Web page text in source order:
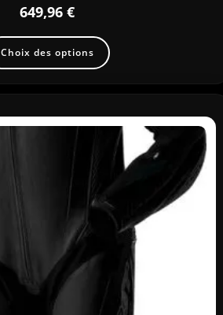
649,96 €
Choix des options